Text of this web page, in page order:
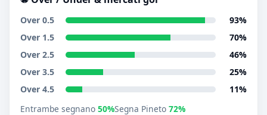
Over 0.5
93%
Over 1.5
70%
Over 2.5
46%
Over 3.5
25%
Over 4.5
11%
Entrambe segnano 50%Segna Pineto 72%